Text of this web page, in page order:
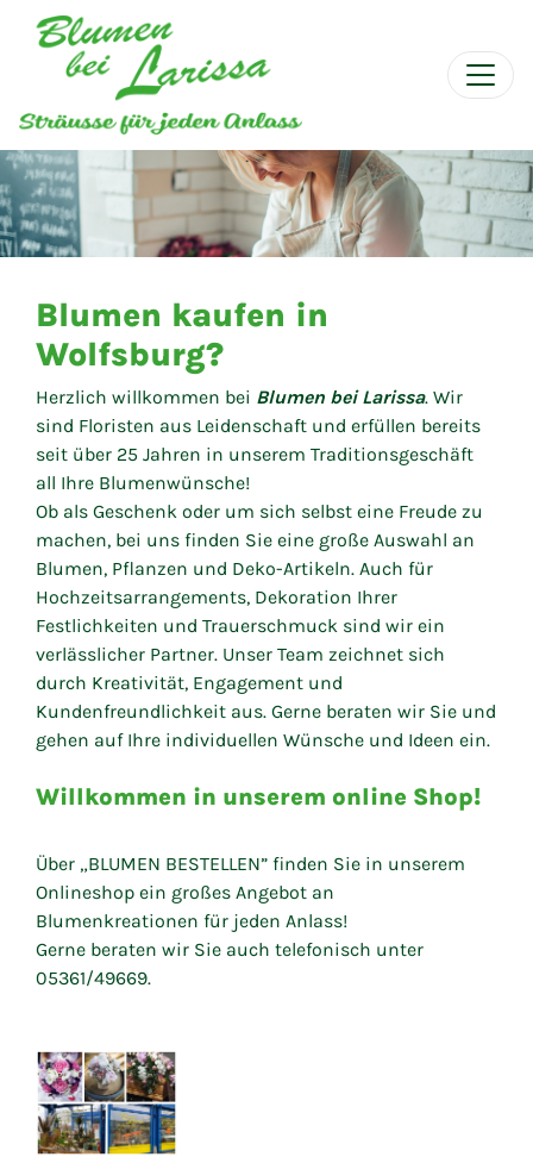
Blumen kaufen in
Wolfsburg?
Herzlich willkommen bei Blumen bei Larissa. Wir
sind Floristen aus Leidenschaft und erfüllen bereits
seit über 25 Jahren in unserem Traditionsgeschäft
all Ihre Blumenwünsche!
Ob als Geschenk oder um sich selbst eine Freude zu
machen, bei uns finden Sie eine große Auswahl an
Blumen, Pflanzen und Deko-Artikeln. Auch für
Hochzeitsarrangements, Dekoration Ihrer
Festlichkeiten und Trauerschmuck sind wir ein
verlässlicher Partner. Unser Team zeichnet sich
durch Kreativität, Engagement und
Kundenfreundlichkeit aus. Gerne beraten wir Sie und
gehen auf Ihre individuellen Wünsche und Ideen ein.
Willkommen in unserem online Shop!
Über „BLUMEN BESTELLEN” finden Sie in unserem
Onlineshop ein großes Angebot an
Blumenkreationen für jeden Anlass!
Gerne beraten wir Sie auch telefonisch unter
05361/49669.